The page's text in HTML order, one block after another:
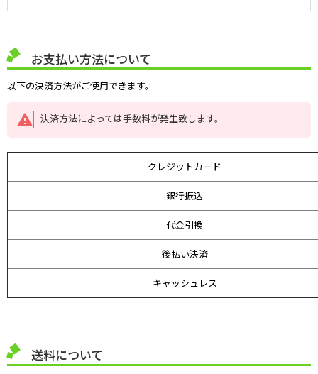
お支払い方法について
以下の決済方法がご使用できます。
決済方法によっては手数料が発生致します。
クレジットカード
銀行振込
代金引換
後払い決済
キャッシュレス
送料について